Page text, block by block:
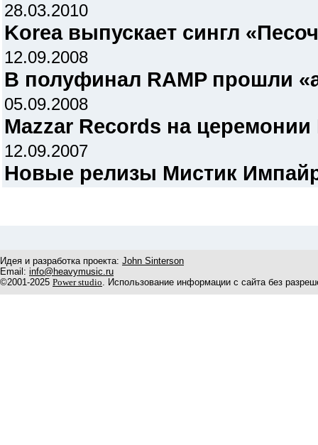
28.03.2010
Korea выпускает сингл
12.09.2008
В полуфинал RAMP прошли
05.09.2008
Mazzar Records на церемонии
12.09.2007
Новые релизы Мистик
Идея и разработка проекта: John Sinterson
Email: info@heavymusic.ru
©2001-2025 Power studio. Использование информации с сайта без